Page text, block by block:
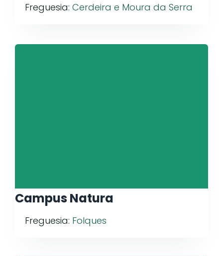
Freguesia: Cerdeira e Moura da Serra
Campus Natura
Freguesia: Folques